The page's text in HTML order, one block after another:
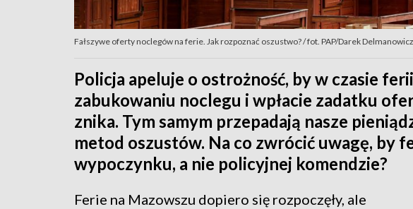
Fałszywe oferty noclegów na ferie. Jak rozpoznać oszustwo? / fot. PAP/Darek Delmanowicz
Policja apeluje o ostrożność, by w czasie
zabukowaniu noclegu i wpłacie zadatku
znika. Tym samym przepadają nasze
metod oszustów. Na co zwrócić uwagę, by
wypoczynku, a nie policyjnej komendzie?
Ferie na Mazowszu dopiero się rozpoczęły, ale